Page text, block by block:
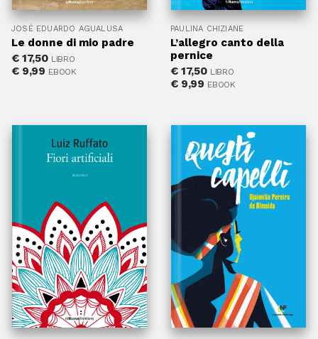
JOSÉ EDUARDO AGUALUSA
Le donne di mio padre
€17,50 LIBRO
€9,99 EBOOK
PAULINA CHIZIANE
L’allegro canto della
pernice
€17,50 LIBRO
€9,99 EBOOK